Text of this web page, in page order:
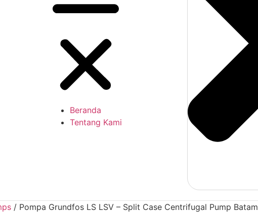
Beranda
Tentang Kami
/ Pompa Grundfos LS LSV – Split Case Centrifugal Pump Batam